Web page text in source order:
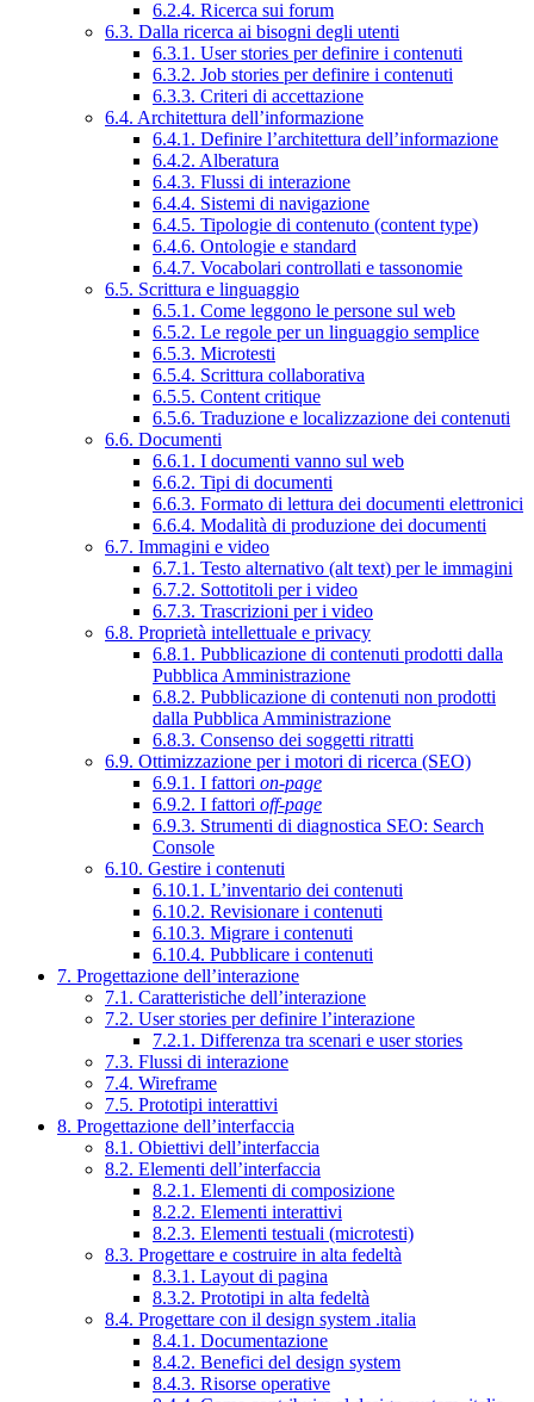
6.2.4. Ricerca sui forum
6.3. Dalla ricerca ai bisogni degli utenti
6.3.1. User stories per definire i contenuti
6.3.2. Job stories per definire i contenuti
6.3.3. Criteri di accettazione
6.4. Architettura dell’informazione
6.4.1. Definire l’architettura dell’informazione
6.4.2. Alberatura
6.4.3. Flussi di interazione
6.4.4. Sistemi di navigazione
6.4.5. Tipologie di contenuto (content type)
6.4.6. Ontologie e standard
6.4.7. Vocabolari controllati e tassonomie
6.5. Scrittura e linguaggio
6.5.1. Come leggono le persone sul web
6.5.2. Le regole per un linguaggio semplice
6.5.3. Microtesti
6.5.4. Scrittura collaborativa
6.5.5. Content critique
6.5.6. Traduzione e localizzazione dei contenuti
6.6. Documenti
6.6.1. I documenti vanno sul web
6.6.2. Tipi di documenti
6.6.3. Formato di lettura dei documenti elettronici
6.6.4. Modalità di produzione dei documenti
6.7. Immagini e video
6.7.1. Testo alternativo (alt text) per le immagini
6.7.2. Sottotitoli per i video
6.7.3. Trascrizioni per i video
6.8. Proprietà intellettuale e privacy
6.8.1. Pubblicazione di contenuti prodotti dalla
Pubblica Amministrazione
6.8.2. Pubblicazione di contenuti non prodotti
dalla Pubblica Amministrazione
6.8.3. Consenso dei soggetti ritratti
6.9. Ottimizzazione per i motori di ricerca (SEO)
6.9.1. I fattori on-page
6.9.2. I fattori off-page
6.9.3. Strumenti di diagnostica SEO: Search
Console
6.10. Gestire i contenuti
6.10.1. L’inventario dei contenuti
6.10.2. Revisionare i contenuti
6.10.3. Migrare i contenuti
6.10.4. Pubblicare i contenuti
7. Progettazione dell’interazione
7.1. Caratteristiche dell’interazione
7.2. User stories per definire l’interazione
7.2.1. Differenza tra scenari e user stories
7.3. Flussi di interazione
7.4. Wireframe
7.5. Prototipi interattivi
8. Progettazione dell’interfaccia
8.1. Obiettivi dell’interfaccia
8.2. Elementi dell’interfaccia
8.2.1. Elementi di composizione
8.2.2. Elementi interattivi
8.2.3. Elementi testuali (microtesti)
8.3. Progettare e costruire in alta fedeltà
8.3.1. Layout di pagina
8.3.2. Prototipi in alta fedeltà
8.4. Progettare con il design system .italia
8.4.1. Documentazione
8.4.2. Benefici del design system
8.4.3. Risorse operative